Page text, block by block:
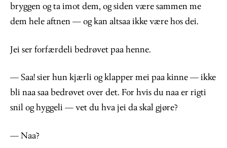
bryggen og ta imot dem, og siden være sammen me
dem hele aftnen — og kan altsaa ikke være hos dei.
Jei ser forfærdeli bedrøvet paa henne.
— Saa! sier hun kjærli og klapper mei paa kinne — ikke
bli naa saa bedrøvet over det. For hvis du naa er rigti
snil og hyggeli — vet du hva jei da skal gjøre?
— Naa?